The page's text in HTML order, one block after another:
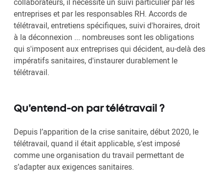
entreprises et par les responsables RH. Accords de
télétravail, entretiens spécifiques, suivi d'horaires, droit
à la déconnexion ... nombreuses sont les obligations
qui s'imposent aux entreprises qui décident, au-delà des
impératifs sanitaires, d'instaurer durablement le
télétravail.
Qu’entend-on par télétravail ?
Depuis l’apparition de la crise sanitaire, début 2020, le
télétravail, quand il était applicable, s’est imposé
comme une organisation du travail permettant de
s’adapter aux exigences sanitaires.